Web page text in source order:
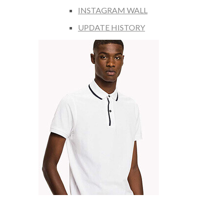
INSTAGRAM WALL
UPDATE HISTORY